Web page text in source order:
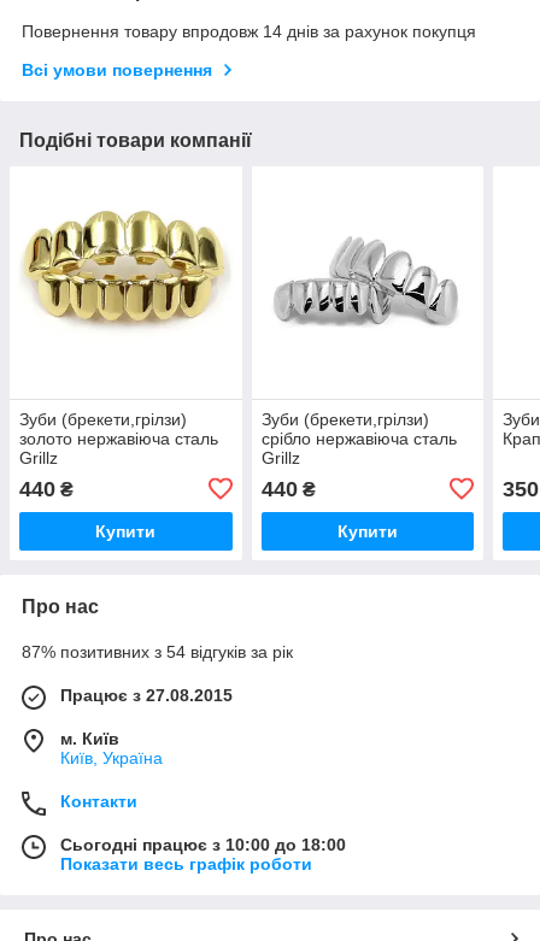
Повернення товару впродовж 14 днів за рахунок покупця
Всі умови повернення
Подібні товари компанії
Зуби (брекети,грілзи)
золото нержавіюча сталь
Grillz
440 ₴
Купити
Зуби (брекети,грілзи)
срібло нержавіюча сталь
Grillz
440₴
Купити
350
Про нас
87% позитивних з 54 відгуків за рік
Працює з 27.08.2015
м. Київ
Київ, Україна
Контакти
Сьогодні працює з 10:00 до 18:00
Показати весь графік роботи